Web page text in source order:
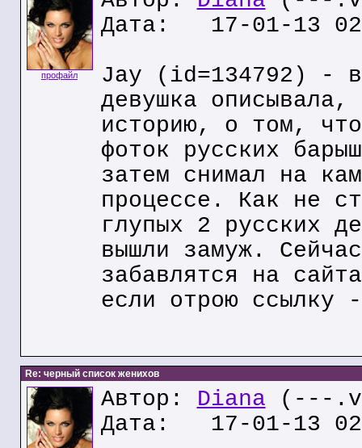
профайл
Дата: 17-01-13
Jay (id=134792) -
девушка
историю, о том,
фоток русских
затем снимал на
процессе. Как не
глупых 2 русских
вышли замуж.
забавлятся на
если отрою ссылку
Re: черный список женихов
Автор: Diana (---
Дата: 17-01-13